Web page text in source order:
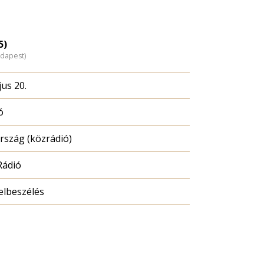
20.
(közrádió)